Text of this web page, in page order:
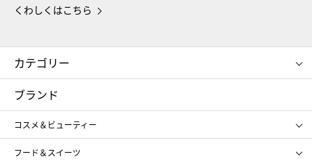
くわしくはこちら
カテゴリー
コスメ＆ビューティー
ギフト
レディース
メンズ
スポーツ・アウトドア
ブランド
コスメ＆ビューティー
SHISEIDO
フード＆スイーツ